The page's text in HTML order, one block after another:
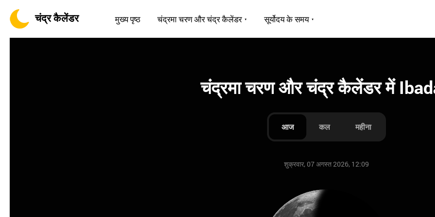
चंद्र कैलेंडर मुख्य पृष्ठ चंद्रमा चरण और चंद्र कैलेंडर सूर्योदय के समय
चंद्रमा चरण और चंद्र कैलेंडर में
आज कल महीना
शुक्रवार, 07 अगस्त 2026, 12:09